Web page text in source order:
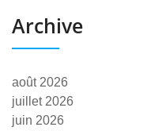
Archive
août 2026
juillet 2026
juin 2026